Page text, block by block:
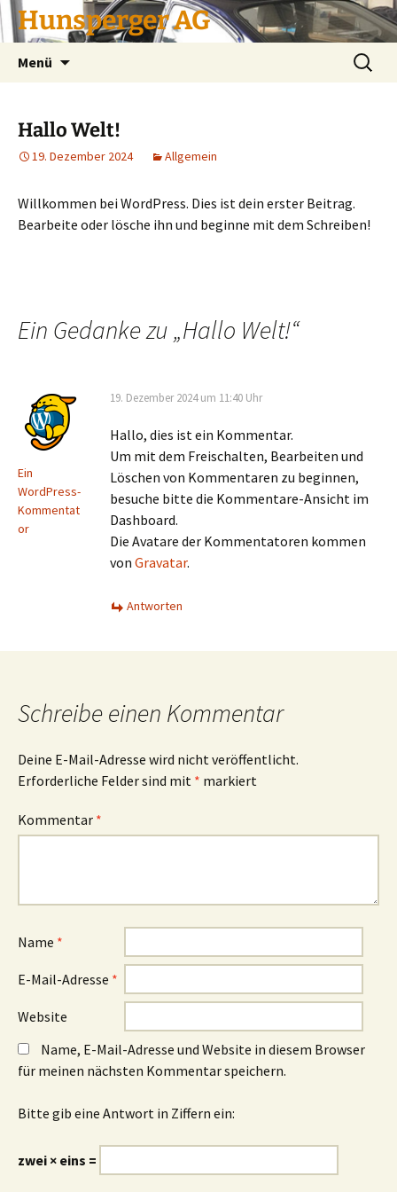
Hunsperger AG
Menü
Suchen
nach:
Hallo Welt!
19. Dezember 2024 Allgemein
Willkommen bei WordPress. Dies ist dein erster Beitrag.
Bearbeite oder lösche ihn und beginne mit dem Schreiben!
Ein Gedanke zu „Hallo Welt!“
Ein
WordPress-
Kommentat
or
19. Dezember 2024 um 11:40 Uhr
Hallo, dies ist ein Kommentar.
Um mit dem Freischalten, Bearbeiten und
Löschen von Kommentaren zu beginnen,
besuche bitte die Kommentare-Ansicht im
Dashboard.
Die Avatare der Kommentatoren kommen
von Gravatar.
Antworten
Schreibe einen Kommentar
Deine E-Mail-Adresse wird nicht veröffentlicht.
Erforderliche Felder sind mit * markiert
Kommentar *
Name *
E-Mail-Adresse *
Website
Name, E-Mail-Adresse und Website in diesem Browser
für meinen nächsten Kommentar speichern.
Bitte gib eine Antwort in Ziffern ein:
zwei × eins =